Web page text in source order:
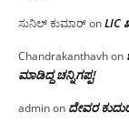
ಸುನಿಲ್ ಕುಮಾರ್onLIC
Chandrakanthavhon
ಮಾಡಿದ್ದ ಚನ್ನಿಗಪ್ಪ!
adminon ದೇವರ